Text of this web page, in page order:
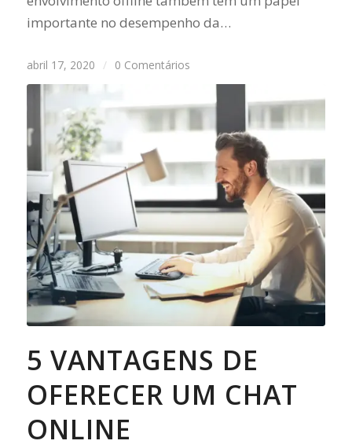
importante no desempenho da…
abril 17, 2020 / 0 Comentários
5 VANTAGENS DE
OFERECER UM CHAT
ONLINE